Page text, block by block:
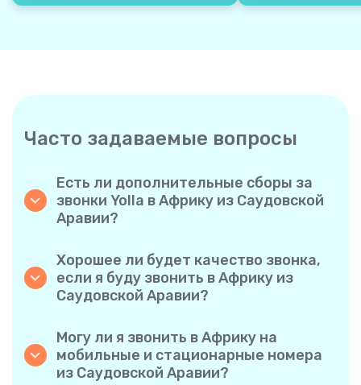
Часто задаваемые вопросы
Есть ли дополнительные сборы за
звонки Yolla в Африку из Саудовской
Аравии?
поминутной оплаты, поэтому вы платите
только за время разговора. Никаких
скрытых комиссий, обязательных
ежемесячных подписок или платы за
Хорошее ли будет качество звонка,
если я буду звонить в Африку из
Саудовской Аравии?
у вас будет ощущение, что вы
разговариваете с человеком в одном
городе, даже если он находится на другом
Могу ли я звонить в Африку на
мобильные и стационарные номера
из Саудовской Аравии?